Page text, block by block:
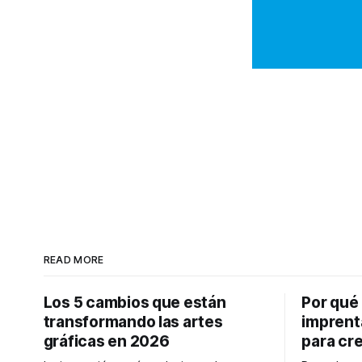
READ MORE
Los 5 cambios que están
transformando las artes
gráficas en 2026
Por
para